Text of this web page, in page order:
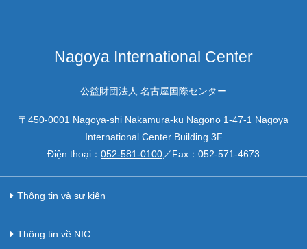
Nagoya International Center
公益財団法人 名古屋国際センター
〒450-0001 Nagoya-shi Nakamura-ku Nagono 1-47-1 Nagoya
International Center Building 3F
Điện thoại： 052-581-0100／Fax： 052-571-4673
Thông tin và sự kiện
Thông tin về NIC